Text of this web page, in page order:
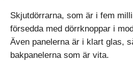
Skjutdörrarna, som är i fem
försedda med dörrknoppar i
Även panelerna är i klart glas,
bakpanelerna som är vita.